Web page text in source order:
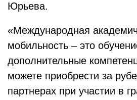
Юрьева.
«Международная
мобильность – это
дополнительные
можете приобрести за
партнерах при участии в